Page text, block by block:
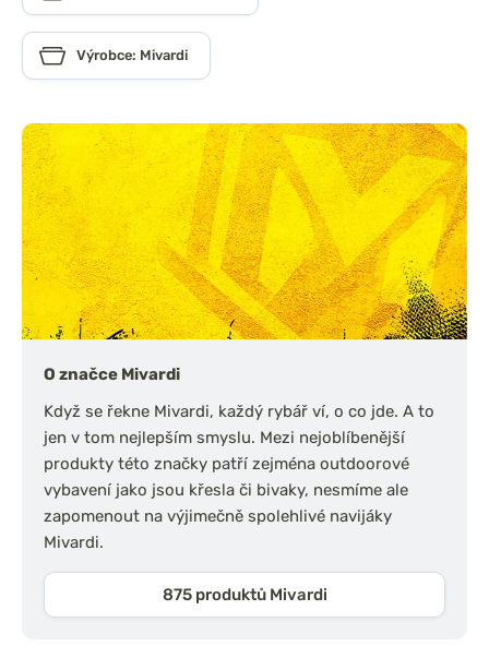
Výrobce: Mivardi
O značce Mivardi
Když se řekne Mivardi, každý rybář ví, o co jde. A to
jen v tom nejlepším smyslu. Mezi nejoblíbenější
produkty této značky patří zejména outdoorové
vybavení jako jsou křesla či bivaky, nesmíme ale
zapomenout na výjimečně spolehlivé navijáky
Mivardi.
875 produktů Mivardi